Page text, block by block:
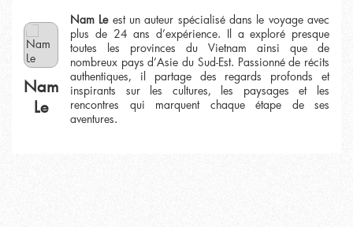
Nam
Le
Nam Leest un auteur spécialisé dans le voyage avec
plus de 24 ans d’expérience. Il a exploré presque
toutes les provinces du Vietnam ainsi que de
nombreux pays d’Asie du Sud-Est. Passionné de récits
authentiques, il partage des regards profonds et
inspirants sur les cultures, les paysages et les
rencontres qui marquent chaque étape de ses
aventures.